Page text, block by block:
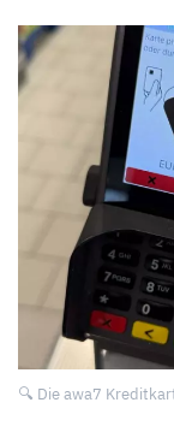
🔍 Die awa7